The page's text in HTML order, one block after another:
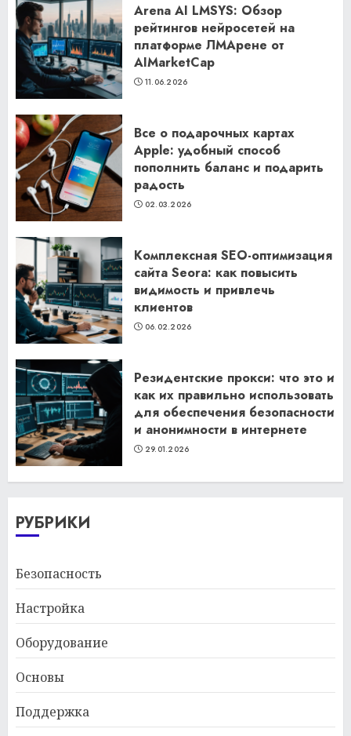
Arena AI LMSYS: Обзор
рейтингов нейросетей на
платформе ЛМАрене от
AIMarketCap
11.06.2026
Все о подарочных картах
Apple: удобный способ
пополнить баланс и подарить
радость
02.03.2026
Комплексная SEO-оптимизация
сайта Seora: как повысить
видимость и привлечь
клиентов
06.02.2026
Резидентские прокси: что это и
как их правильно использовать
для обеспечения безопасности
и анонимности в интернете
29.01.2026
РУБРИКИ
Безопасность
Настройка
Оборудование
Основы
Поддержка